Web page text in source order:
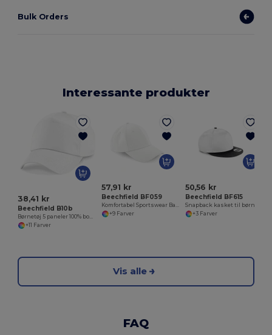
Bulk Orders
Interessante produkter
38,41 kr
Beechfield B10b
+11 Farver
57,91 kr
Beechfield BF059
+9 Farver
50,56 kr
Beechfield BF615
Snapback kasket til børn
+3 Farver
Vis alle
FAQ